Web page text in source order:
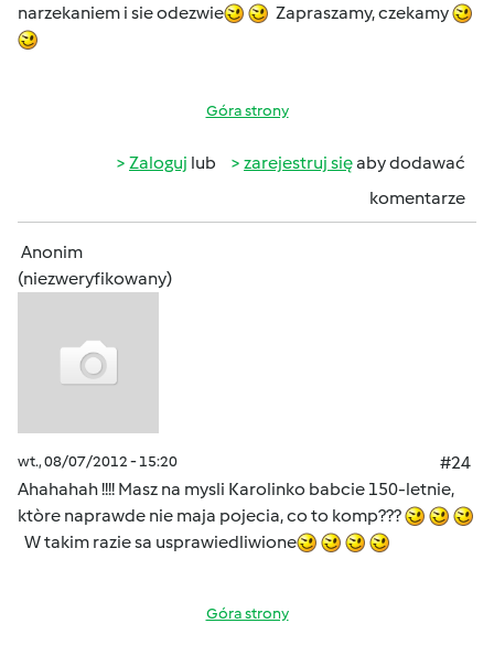
narzekaniem i sie odezwie
Zapraszamy, czekamy
Góra strony
Zaloguj lub zarejestruj sięaby dodawać
komentarze
Anonim
(niezweryfikowany)
wt., 08/07/2012 - 15:20
#24
Ahahahah !!!! Masz na mysli Karolinko babcie 150-letnie,
ktòre naprawde nie maja pojecia, co to komp???
W takim razie sa usprawiedliwione
Góra strony